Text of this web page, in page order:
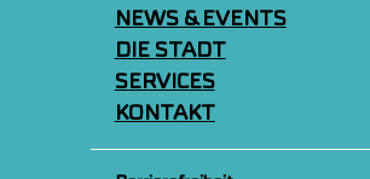
NEWS & EVENTS
DIE STADT
SERVICES
KONTAKT